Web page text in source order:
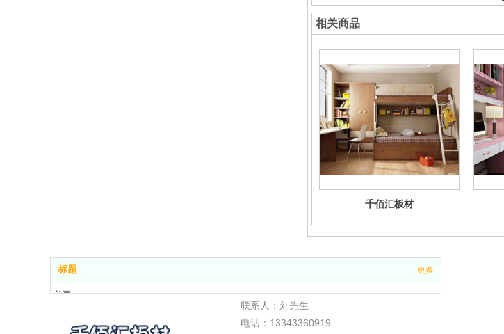
相关商品
千佰汇板材
标题 更多
首页
关于我们
联系人：刘先生
电话：13343360919